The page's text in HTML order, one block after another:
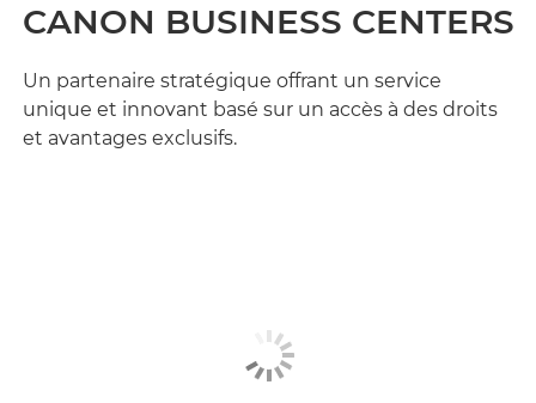
CANON BUSINESS CENTERS
Un partenaire stratégique offrant un service
unique et innovant basé sur un accès à des droits
et avantages exclusifs.